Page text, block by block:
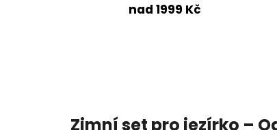
nad 1999 Kč
Zimní set pro jezírko –